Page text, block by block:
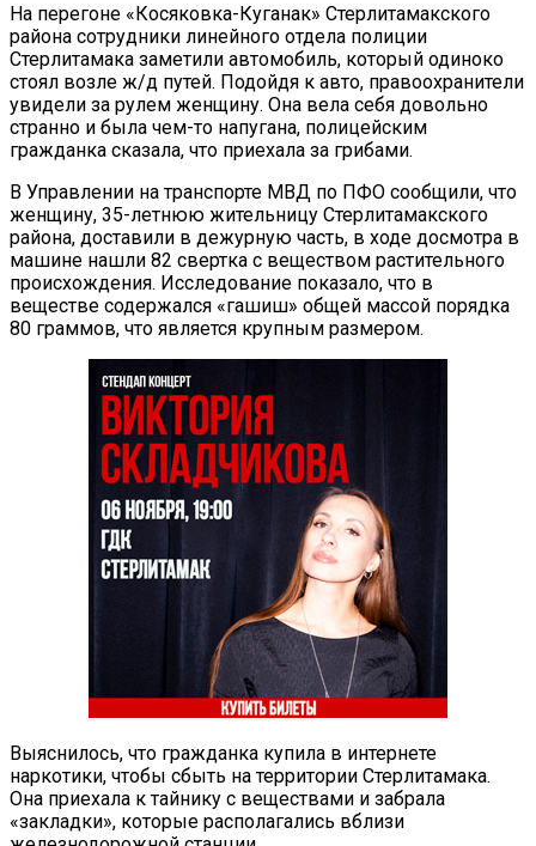
На перегоне «Косяковка-Куганак» Стерлитамакского
района сотрудники линейного отдела полиции
Стерлитамака заметили автомобиль, который одиноко
стоял возле ж/д путей. Подойдя к авто, правоохранители
увидели за рулем женщину. Она вела себя довольно
странно и была чем-то напугана, полицейским
гражданка сказала, что приехала за грибами.
В Управлении на транспорте МВД по ПФО сообщили, что
женщину, 35-летнюю жительницу Стерлитамакского
района, доставили в дежурную часть, в ходе досмотра в
машине нашли 82 свертка с веществом растительного
происхождения. Исследование показало, что в
веществе содержался «гашиш» общей массой порядка
80 граммов, что является крупным размером.
Выяснилось, что гражданка купила в интернете
наркотики, чтобы сбыть на территории Стерлитамака.
Она приехала к тайнику с веществами и забрала
«закладки», которые располагались вблизи